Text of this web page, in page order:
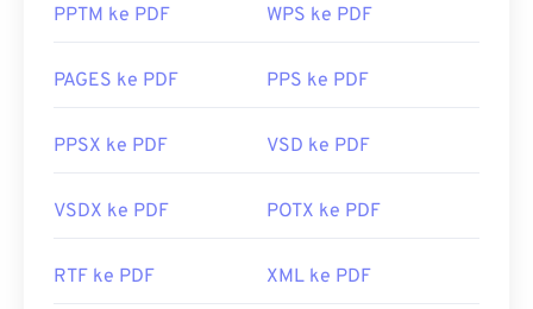
PPTM ke PDF WPS ke PDF
PAGES ke PDF PPS ke PDF
PPSX ke PDF VSD ke PDF
VSDX ke PDF POTX ke PDF
RTF ke PDF XML ke PDF